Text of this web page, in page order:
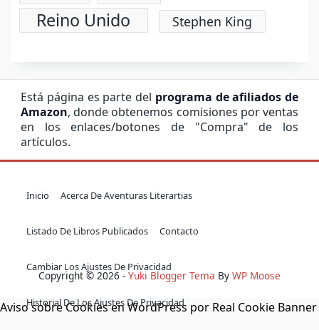
Reino Unido Stephen King
Está página es parte del programa de afiliados de
Amazon, donde obtenemos comisiones por ventas
en los enlaces/botones de "Compra" de los
artículos.
Inicio Acerca De Aventuras Literartias
Listado De Libros Publicados Contacto
Cambiar Los Ajustes De Privacidad
Historial De Los Ajustes De Privacidad
Copyright © 2026 - Yuki Blogger Tema By WP Moose
Aviso sobre Cookies en WordPress por Real Cookie Banner